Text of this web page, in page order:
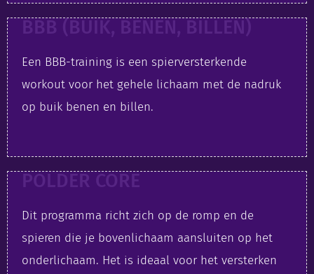
BBB (BUIK, BENEN, BILLEN)
Een BBB-training is een spierversterkende
workout voor het gehele lichaam met de nadruk
op buik benen en billen.
POLDER CORE
Dit programma richt zich op de romp en de
spieren die je bovenlichaam aansluiten op het
onderlichaam. Het is ideaal voor het versterken